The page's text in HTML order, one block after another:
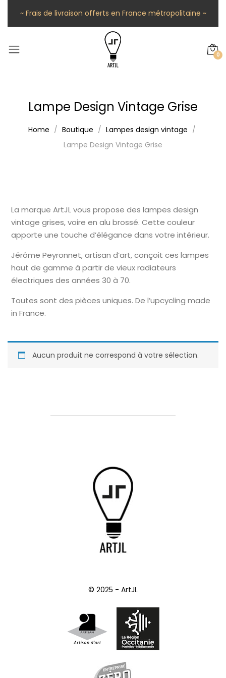
~ Frais de livraison offerts en France métropolitaine ~
0
Lampe Design Vintage Grise
Home Boutique
Lampes design vintage
Lampe Design Vintage Grise
La marque ArtJL vous propose des lampes design
vintage grises, voire en alu brossé. Cette couleur
apporte une touche d’élégance dans votre intérieur.
Jérôme Peyronnet, artisan d’art, conçoit ces lampes
haut de gamme à partir de vieux radiateurs
électriques des années 30 à 70.
Toutes sont des pièces uniques. De l’upcycling made
in France.
Aucun produit ne correspond à votre sélection.
© 2025 - ArtJL